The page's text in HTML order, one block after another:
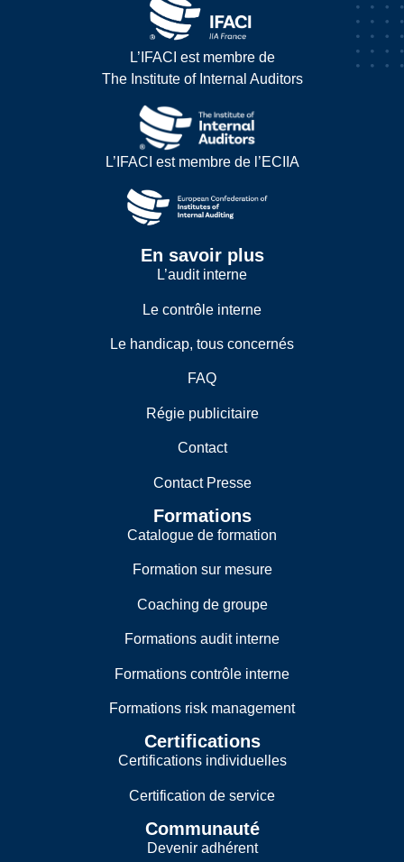
L’IFACI est membre de
The Institute of Internal Auditors
L’IFACI est membre de l’ECIIA
En savoir plus
L’audit interne
Le contrôle interne
Le handicap, tous concernés
FAQ
Régie publicitaire
Contact
Contact Presse
Formations
Catalogue de formation
Formation sur mesure
Coaching de groupe
Formations audit interne
Formations contrôle interne
Formations risk management
Certifications
Certifications individuelles
Certification de service
Communauté
Devenir adhérent